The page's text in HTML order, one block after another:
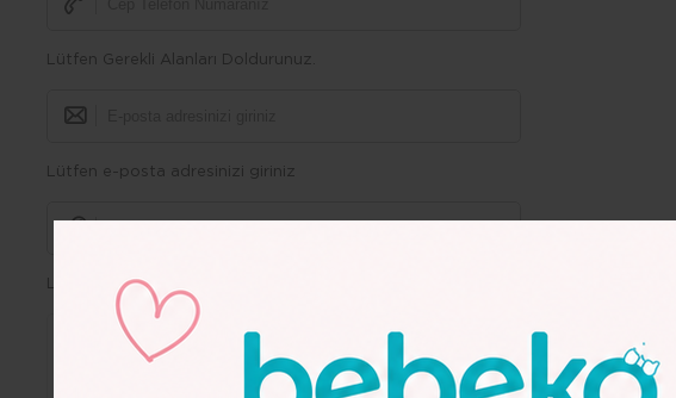
Lütfen Gerekli Alanları Doldurunuz.
Lütfen e-posta adresinizi giriniz
Lütfen Gerekli Alanları Doldurunuz.